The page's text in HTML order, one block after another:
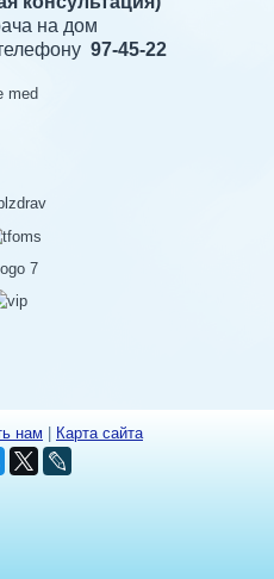
на дом
97-45-22
нам Карта сайта